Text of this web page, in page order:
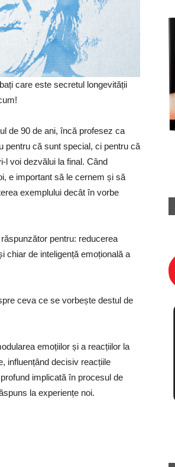
care este secretul longevității
de 90 de ani, încă profesez ca
pentru că sunt special, ci pentru că
l voi dezvălui la final. Când
e important să le cernem și să
exemplului decât în vorbe
pentru: reducerea
chiar de inteligență emoțională a
ceva ce se vorbește destul de
emoțiilor și a reacțiilor la
influențând decisiv reacțiile
implicată în procesul de
la experiențe noi.